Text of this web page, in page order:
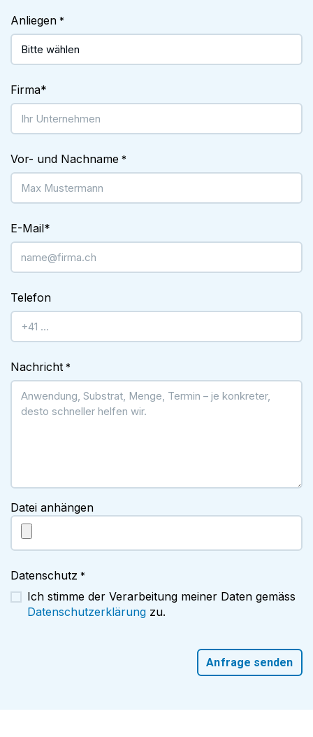
Anliegen *
Firma*
Vor- und Nachname *
E-Mail*
Telefon
Nachricht *
Datei anhängen
Datenschutz *
Ich stimme der Verarbeitung meiner Daten gemäss
Datenschutzerklärung zu.
Anfrage senden